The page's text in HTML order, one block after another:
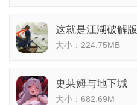
这就是江湖破解版
大小：224.75MB
史莱姆与地下城
大小：682.69M